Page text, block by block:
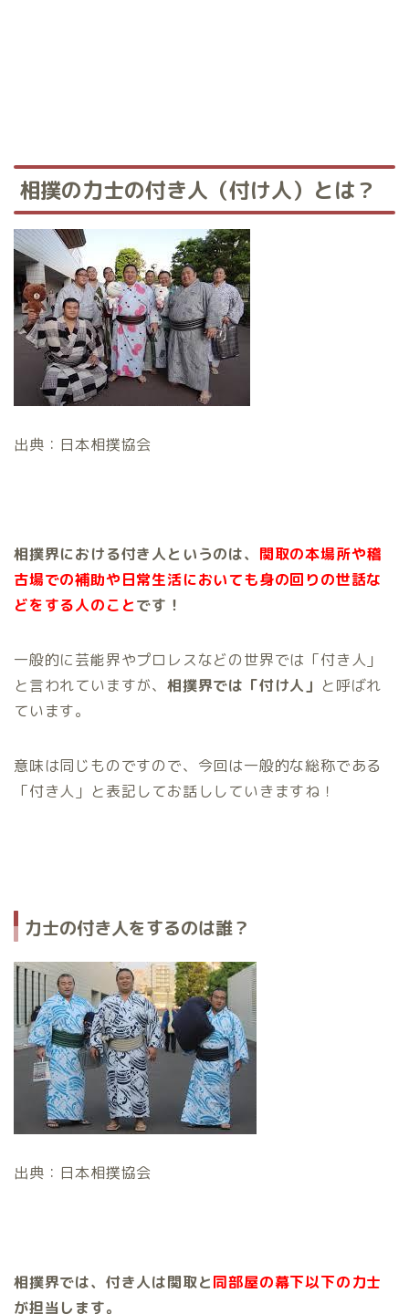
相撲の力士の付き人（付け人）とは？
出典：日本相撲協会
相撲界における付き人というのは、 関取の本場所や稽
古場での補助や日常生活においても身の回りの世話な
どをする人のことです！
一般的に芸能界やプロレスなどの世界では「付き人」
と言われていますが、 相撲界では「付け人」 と呼ばれ
ています。
意味は同じものですので、今回は一般的な総称である
「付き人」と表記してお話ししていきますね！
力士の付き人をするのは誰？
出典：日本相撲協会
相撲界では、付き人は関取と同部屋の幕下以下の力士
が担当します。